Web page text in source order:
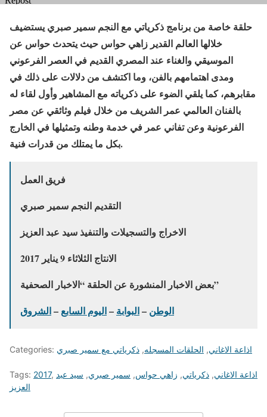
حلقة خاصة من برنامج ذكرياتي مع النجم سمير صبري يستضيف
خلالها العالم القدير زاهي حواس حيث يتحدث حواس عن
الموسيقي والغناء عند المصري القديم في العصر الفرعوني
ومدى اهتمامهم بالفن، وما اكتشف من دلالات على ذلك في
مقابرهم، كما يلقي الضوء على ذكرياته مع المشاهير وأول لقاء له
بالفنان العالمي عمر الشريف من خلال فيلم وثائقي عن مصر
الفرعونية وعن تفاني عمر في خدمة وطنه وتمثيلها في الخارج
بكل ما يمتلك من قدرات فنية.
فريق العمل
التقديم النجم سمير صبري
الاخراج والتسجيلات والتنفيذ سيد عبد العزيز
الانتاج الثلاثاء 9 يناير 2017
بعض الاخبار المنشورة عن الحلقة “الاخبار الصحفية”
الوطن –البوابة –اليوم السابع –الشروق
Categories: اذاعة الاغاني, الحلقات المسجله, ذكرياتي مع سمير صبري
Tags: 2017, اذاعة الاغاني, ذكرياتي, زاهي حواس, سمير صبري, سيد عبد
العزيز